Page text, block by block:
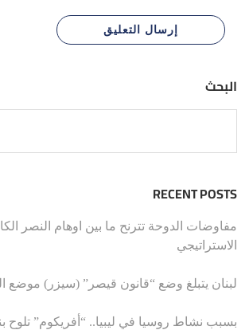
البحث
RECENT POSTS
مفاوضات الدوحة تترنح ما بين اوهام النصر
الاستراتيجي
لبنان يتبلغ وضع “قانون قيصر” (سيزر) موضع
بسبب نشاط روسيا في ليبيا.. “أفريكوم”